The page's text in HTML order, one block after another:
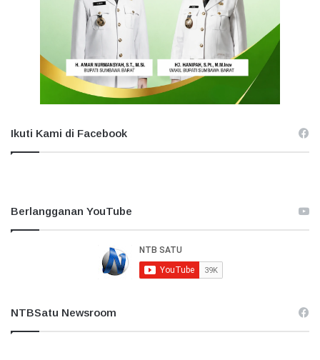
Ikuti Kami di Facebook
Berlangganan YouTube
NTBSatu Newsroom